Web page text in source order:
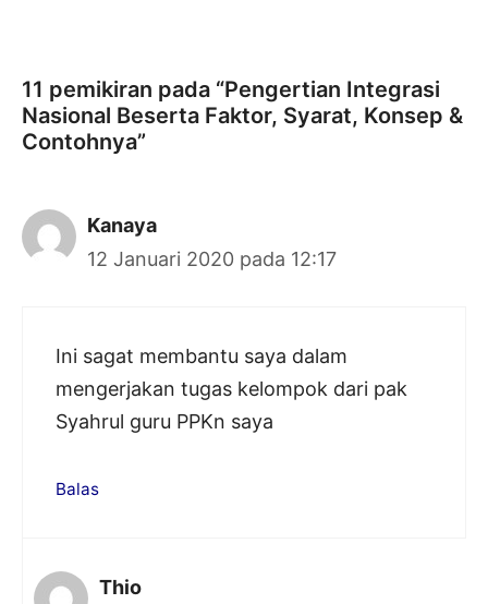
11 pemikiran pada “Pengertian Integrasi
Nasional Beserta Faktor, Syarat, Konsep &
Contohnya”
Kanaya
12 Januari 2020 pada 12:17
Ini sagat membantu saya dalam
mengerjakan tugas kelompok dari pak
Syahrul guru PPKn saya
Balas
Thio